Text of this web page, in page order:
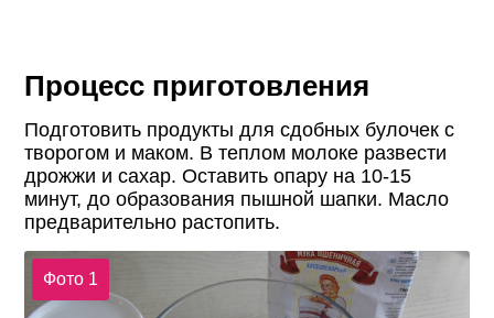
Процесс приготовления
Подготовить продукты для сдобных булочек с
творогом и маком. В теплом молоке развести
дрожжи и сахар. Оставить опару на 10-15
минут, до образования пышной шапки. Масло
предварительно растопить.
Фото 1